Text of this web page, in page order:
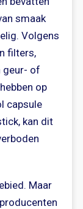
smaak
Volgens
filters,
geur- of
op
capsule
kan dit
Maar